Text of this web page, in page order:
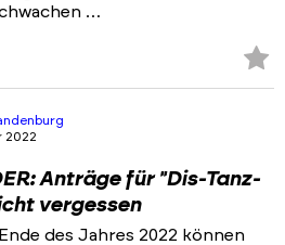
…
2022
Anträge für "Dis-Tanz-
vergessen
des Jahres 2022 können